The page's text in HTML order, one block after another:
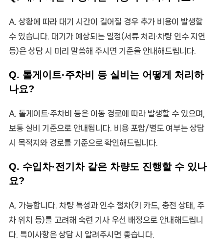
A. 상황에 따라 대기 시간이 길어질 경우 추가 비용이 발생할
수 있습니다. 대기가 예상되는 일정(서류 처리·차량 인수 지연
등)은 상담 시 미리 말씀해 주시면 기준을 안내해드립니다.
Q. 톨게이트·주차비 등 실비는 어떻게 처리하
나요?
A. 톨게이트·주차비 등은 이동 경로에 따라 발생할 수 있으며,
보통 실비 기준으로 안내됩니다. 비용 포함/별도 여부는 상담
시 목적지와 경로를 기준으로 확인해드립니다.
Q. 수입차·전기차 같은 차량도 진행할 수 있나
요?
A. 가능합니다. 차량 특성과 인수 절차(키 카드, 충전 상태, 주
차 위치 등)를 고려해 숙련 기사 우선 배정으로 안내해드립니
다. 특이사항은 상담 시 알려주시면 좋습니다.